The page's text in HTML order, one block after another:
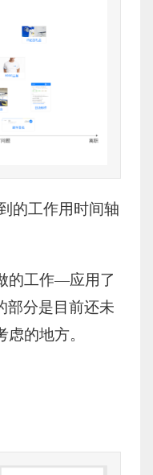
的工作用时间轴
的工作—应用了
部分是目前还未
的地方。